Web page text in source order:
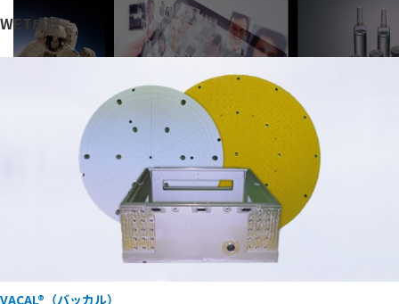
WET成膜
VACAL®（バッカル）